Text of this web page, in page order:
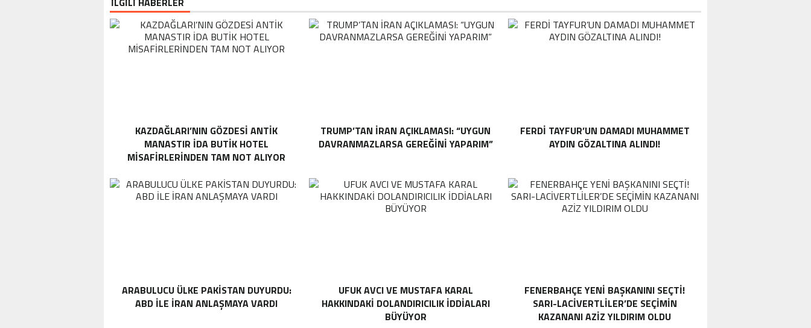
KAZDAĞLARI’NIN GÖZDESI ANTIK
MANASTIR İDA BUTIK HOTEL
MISAFIRLERINDEN TAM NOT ALIYOR
TRUMP’TAN İRAN AÇIKLAMASI: “UYGUN
DAVRANMAZLARSA GEREĞINI YAPARIM”
FERDI TAYFUR’UN DAMADI MUHAMMET
AYDIN GÖZALTINA ALINDI!
ARABULUCU ÜLKE PAKISTAN DUYURDU:
ABD ILE İRAN ANLAŞMAYA VARDI
UFUK AVCI VE MUSTAFA KARAL
HAKKINDAKI DOLANDIRICILIK İDDIALARI
BÜYÜYOR
FENERBAHÇE YENI BAŞKANINI SEÇTI!
SARI-LACIVERTLILER’DE SEÇIMIN
KAZANANI AZIZ YILDIRIM OLDU